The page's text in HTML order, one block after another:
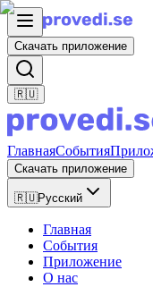
Скачать приложение
🇷🇺
ГлавнаяСобытия
Скачать приложение
🇷🇺Русский
Главная
События
Приложение
О нас